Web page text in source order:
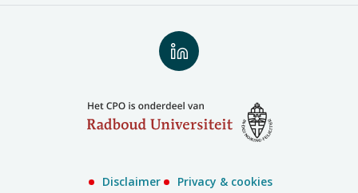
Volg
ons
LinkedIn
Disclaimer Privacy & cookies